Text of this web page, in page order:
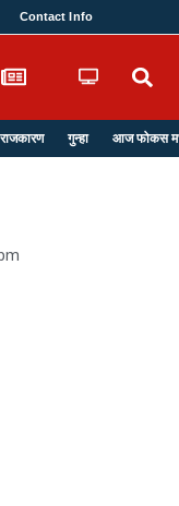
Contact Info
राजकारण गुन्हा आज फोकस